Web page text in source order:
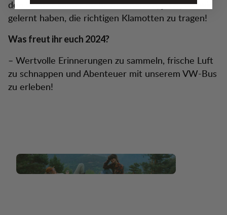
den Winter immer mehr zu schätzen, jetzt, wo wir
gelernt haben, die richtigen Klamotten zu tragen!
Was freut ihr euch 2024?
– Wertvolle Erinnerungen zu sammeln, frische Luft
zu schnappen und Abenteuer mit unserem VW-Bus
zu erleben!